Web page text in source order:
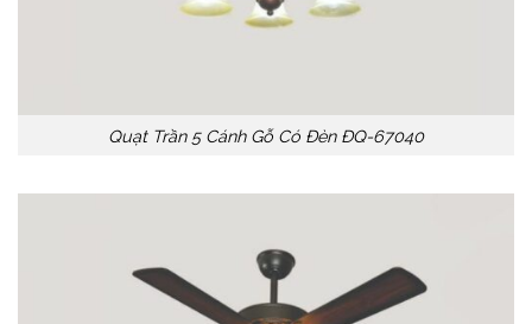
Quạt Trần 5 Cánh Gỗ Có Đèn ĐQ-67040